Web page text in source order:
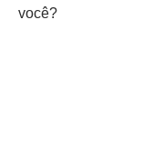
você?